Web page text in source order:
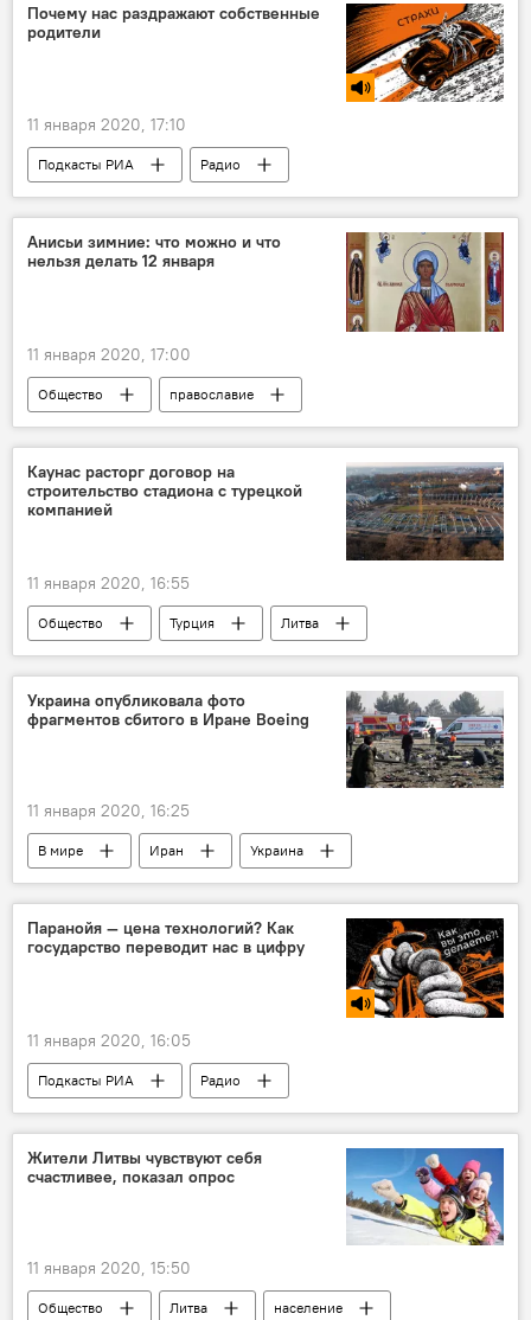
Почему нас раздражают собственные
родители
11 января 2020, 17:10
Подкасты РИА Радио
Анисьи зимние: что можно и что
нельзя делать 12 января
11 января 2020, 17:00
Общество
православие
православные
традиции
Каунас расторг договор на
строительство стадиона с турецкой
компанией
11 января 2020, 16:55
Общество Турция
Литва
стадион Даряус ир Гирено
Украина опубликовала фото
фрагментов сбитого в Иране Boeing
11 января 2020, 16:25
В мире Иран Украина
Паранойя — цена технологий? Как
государство переводит нас в цифру
11 января 2020, 16:05
Подкасты РИА Радио
Жители Литвы чувствуют себя
счастливее, показал опрос
11 января 2020, 15:50
Общество Литва население